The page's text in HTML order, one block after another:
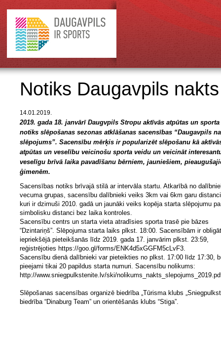
Notiks Daugavpils
14.01.2019.
2019. gada 18. janvārī Daugvpils Stropu aktīvās atpūtas un sporta
notiks slēpošanas sezonas atklāšanas sacensības “Daugavpils
slēpojums”. Sacensību mērķis ir popularizēt slēpošanu kā
atpūtas un veselību veicinošu sporta veidu un veicināt
veselīgu brīvā laika pavadīšanu bērniem, jauniešiem,
ģimenēm.
Sacensības notiks brīvajā stilā ar intervāla startu. Atkarībā no
vecuma grupas, sacensību dalībnieki veiks 3km vai 6km garu
kuri ir dzimuši 2010. gadā un jaunāki veiks kopēja starta slēpojumu pa
simbolisku distanci bez laika kontroles.
Sacensību centrs un starta vieta atradīsies sporta trasē pie bāzes
“Dzintariņš”. Slēpojuma starta laiks plkst. 18:00. Sacensībām ir
iepriekšējā pieteikšanās līdz 2019. gada 17. janvārim plkst. 23:59,
reģistrējoties https://goo.gl/forms/ENK4d5xGGFM5cLvF3.
Sacensību dienā dalībnieki var pieteikties no plkst. 17:00 līdz 17:30,
pieejami tikai 20 papildus starta numuri. Sacensību nolikums:
http://www.sniegpulkstenite.lv/ski/
Slēpošanas sacensības organizē biedrība „Tūrisma klubs
biedrība “Dinaburg Team” un orientēšanās klubs “Stiga”.